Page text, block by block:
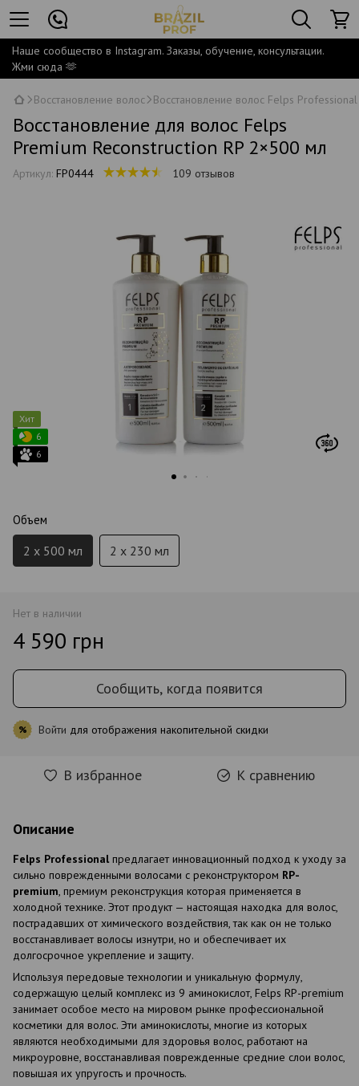
Наше сообщество в Instagram. Заказы, обучение, консультации.
Жми сюда 🫶
Восстановление волос Восстановление волос Felps Professional
Восстановление для волос Felps
Premium Reconstruction RP 2×500 мл
Артикул: FP0444 109 отзывов
Хит
6
6
Объем
2 x 500 мл 2 x 230 мл
Нет в наличии
4 590 грн
Сообщить, когда появится
% Войти для отображения накопительной скидки
В избранное К сравнению
Описание
Felps Professional предлагает инновационный подход к уходу за
сильно поврежденными волосами с реконструктором RP-
premium , премиум реконструкция которая применяется в
холодной технике. Этот продукт — настоящая находка для волос,
пострадавших от химического воздействия, так как он не только
восстанавливает волосы изнутри, но и обеспечивает их
долгосрочное укрепление и защиту.
Используя передовые технологии и уникальную формулу,
содержащую целый комплекс из 9 аминокислот, Felps RP-premium
занимает особое место на мировом рынке профессиональной
косметики для волос. Эти аминокислоты, многие из которых
являются необходимыми для здоровья волос, работают на
микроуровне, восстанавливая поврежденные средние слои волос,
повышая их упругость и прочность.